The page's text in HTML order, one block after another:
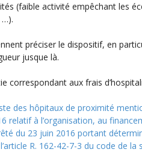
(faible activité empêchant les
…).
préciser le dispositif, en
jusque là.
aux frais
des hôpitaux de proximité
relatif à l’organisation, au
du 23 juin 2016 portant
R. 162-42-7-3 du code de